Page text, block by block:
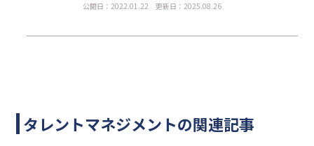
公開日：2022.01.22
更新日：2025.08.26
タレントマネジメントの関連記事